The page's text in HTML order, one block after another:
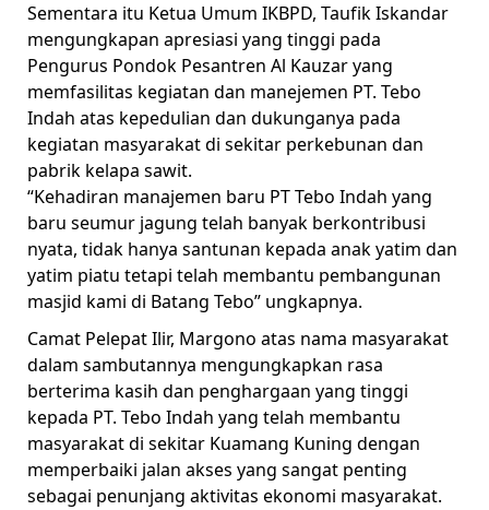
Sementara itu Ketua Umum IKBPD, Taufik Iskandar
mengungkapan apresiasi yang tinggi pada
Pengurus Pondok Pesantren Al Kauzar yang
memfasilitas kegiatan dan manejemen PT. Tebo
Indah atas kepedulian dan dukunganya pada
kegiatan masyarakat di sekitar perkebunan dan
pabrik kelapa sawit.
“Kehadiran manajemen baru PT Tebo Indah yang
baru seumur jagung telah banyak berkontribusi
nyata, tidak hanya santunan kepada anak yatim dan
yatim piatu tetapi telah membantu pembangunan
masjid kami di Batang Tebo” ungkapnya.
Camat Pelepat Ilir, Margono atas nama masyarakat
dalam sambutannya mengungkapkan rasa
berterima kasih dan penghargaan yang tinggi
kepada PT. Tebo Indah yang telah membantu
masyarakat di sekitar Kuamang Kuning dengan
memperbaiki jalan akses yang sangat penting
sebagai penunjang aktivitas ekonomi masyarakat.